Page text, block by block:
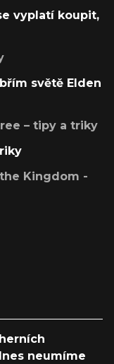
vyplatí koupit,
světě Elden
– tipy a triky
Kingdom -
neumíme